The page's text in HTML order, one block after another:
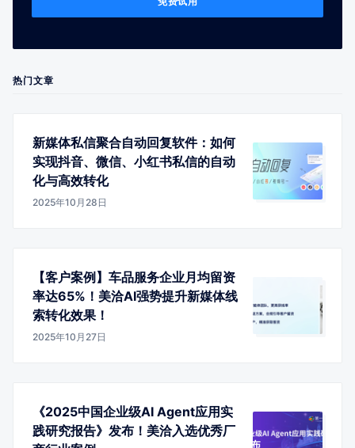
热门文章
新媒体私信聚合自动回复软件：如何
实现抖音、微信、小红书私信的自动
化与高效转化
2025年10月28日
【客户案例】车品服务企业月均留资
率达65%！美洽AI强势提升新媒体线
索转化效果！
2025年10月27日
《2025中国企业级AI Agent应用实
践研究报告》发布！美洽入选优秀厂